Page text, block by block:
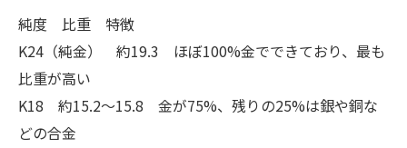
純度 比重 特徴
K24（純金） 約19.3 ほぼ100%金でできており、最も
比重が高い
K18 約15.2～15.8 金が75%、残りの25%は銀や銅な
どの合金